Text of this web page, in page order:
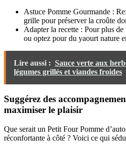
Astuce Pomme Gourmande :
grille pour préserver la croûte
Adapter la recette : Pour plus
ou optez pour du yaourt nature
Lire aussi : Sauce verte aux
légumes grillés et viandes froides
Suggérez des
maximiser le plaisir
Que serait un Petit Four Pomme
réconfortante à côté ? Voici ce qui